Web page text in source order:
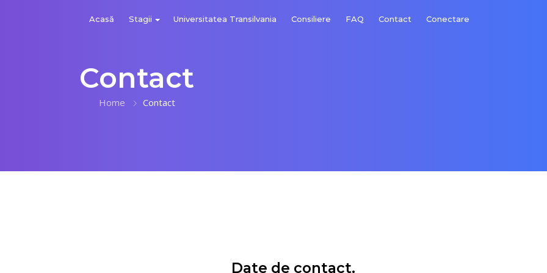
Acasă Stagii Universitatea Transilvania Consiliere FAQ Contact Conectare
Contact
Home Contact
Date de contact.